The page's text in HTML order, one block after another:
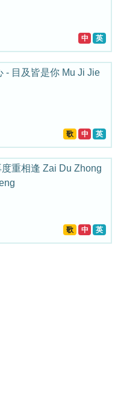
中 英
- 目及皆是你 Mu Ji Jie
歌 中 英
重相逢 Zai Du Zhong
歌 中 英